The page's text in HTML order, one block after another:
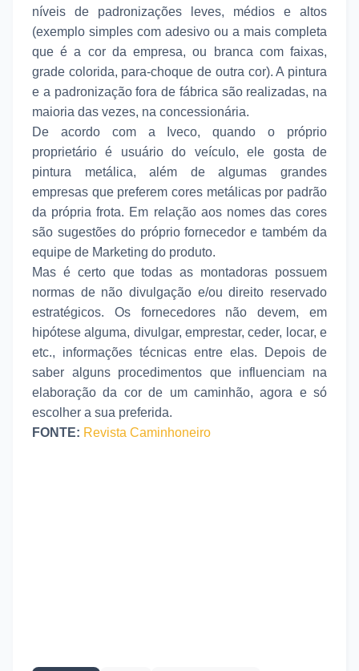
níveis de padronizações leves, médios e altos
(exemplo simples com adesivo ou a mais completa
que é a cor da empresa, ou branca com faixas,
grade colorida, para-choque de outra cor). A pintura
e a padronização fora de fábrica são realizadas, na
maioria das vezes, na concessionária.
De acordo com a Iveco, quando o próprio
proprietário é usuário do veículo, ele gosta de
pintura metálica, além de algumas grandes
empresas que preferem cores metálicas por padrão
da própria frota. Em relação aos nomes das cores
são sugestões do próprio fornecedor e também da
equipe de Marketing do produto.
Mas é certo que todas as montadoras possuem
normas de não divulgação e/ou direito reservado
estratégicos. Os fornecedores não devem, em
hipótese alguma, divulgar, emprestar, ceder, locar, e
etc., informações técnicas entre elas. Depois de
saber alguns procedimentos que influenciam na
elaboração da cor de um caminhão, agora e só
escolher a sua preferida.
FONTE: Revista Caminhoneiro